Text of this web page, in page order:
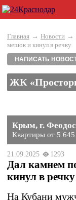
Главная → Новости →
мешок и кинул в речку
НАПИСАТЬ
ЖК
Крым, г.
Квартиры от 5
21.09.2025 1293
Дал камнем
кинул в речку
На Кубани